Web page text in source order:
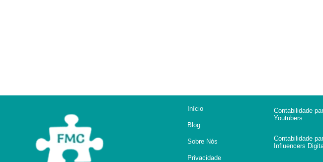
Início
Blog
Sobre Nós
Privacidade
Contabilidade
Youtubers
Contabilidade
Influencers